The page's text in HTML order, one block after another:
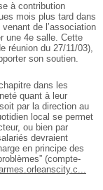
à contribution
mois plus tard dans
de l’association
une 4e salle. Cette
réunion du 27/11/03),
son soutien.
dans les
quant à leur
par la direction au
local se permet
ou bien par
devraient
en principe des
(compte-